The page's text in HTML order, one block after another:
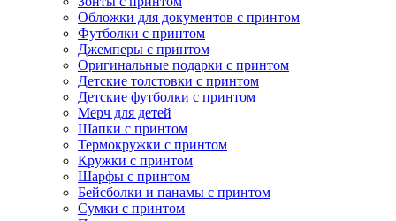
Обложки для документов с принтом
Футболки с принтом
Джемперы с принтом
Оригинальные подарки с принтом
Детские толстовки с принтом
Детские футболки с принтом
Мерч для детей
Шапки с принтом
Термокружки с принтом
Кружки с принтом
Шарфы с принтом
Бейсболки и панамы с принтом
Сумки с принтом